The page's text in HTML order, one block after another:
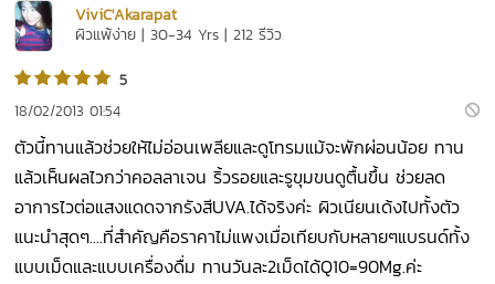
ViviC'Akarapat
ผิวแพ้ง่าย | 30-34 Yrs | 212 รีวิว
5
18/02/2013 01:54
ตัวนี้ทานแล้วช่วยให้ไม่อ่อนเพลียและดูโทรมแม้จะพักผ่อนน้อย ทาน
แล้วเห็นผลไวกว่าคอลลาเจน ริ้วรอยและรูขุมขนดูตื้นขึ้น ช่วยลด
อาการไวต่อแสงแดดจากรังสีUVA.ได้จริงค่ะ ผิวเนียนเด้งไปทั้งตัว
แนะนำสุดๆ....ที่สำคัญคือราคาไม่แพงเมื่อเทียบกับหลายๆแบรนด์ทั้ง
แบบเม็ดและแบบเครื่องดื่ม ทานวันละ2เม็ดได้Q10=90Mg.ค่ะ